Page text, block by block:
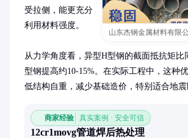
山东杰钢金属材料有限
受拉侧，能更充分
利用材料强度。
从力学角度看，异型H型钢的截面抵抗矩比
型钢提高约10-15%。在实际工程中，这种
低结构自重，减少基础造价，特别适合地震
商家经验 真实案例 · 安全可信
12cr1movg管道焊后热处理